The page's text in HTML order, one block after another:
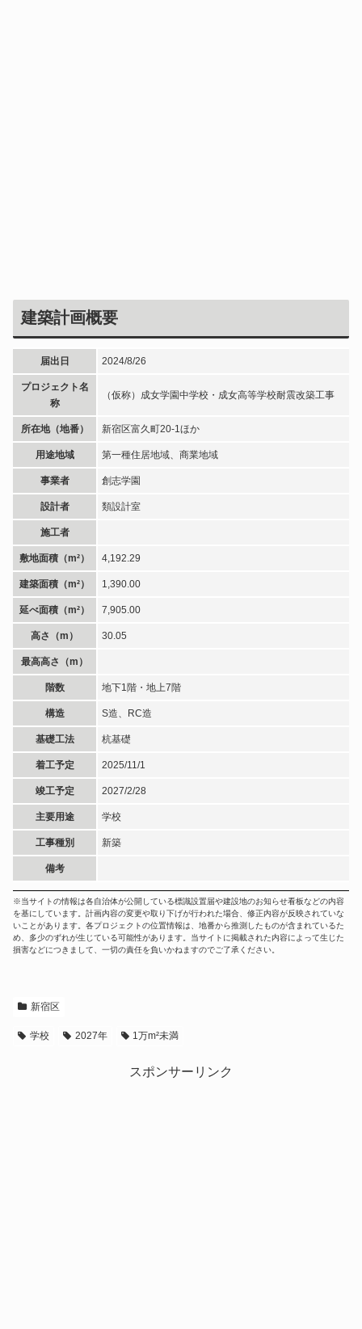
建築計画概要
届出日 2024/8/26
プロジェクト名
称
（仮称）成女学園中学校・成女高等学校耐震改築工事
所在地（地番） 新宿区富久町20-1ほか
用途地域 第一種住居地域、商業地域
事業者 創志学園
設計者 類設計室
施工者
敷地面積（m²） 4,192.29
建築面積（m²） 1,390.00
延べ面積（m²） 7,905.00
高さ（m） 30.05
最高高さ（m）
階数 地下1階・地上7階
構造 S造、RC造
基礎工法 杭基礎
着工予定 2025/11/1
竣工予定 2027/2/28
主要用途 学校
工事種別 新築
備考
※当サイトの情報は各自治体が公開している標識設置届や建設地のお知らせ看板などの内容
を基にしています。計画内容の変更や取り下げが行われた場合、修正内容が反映されていな
いことがあります。各プロジェクトの位置情報は、地番から推測したものが含まれているた
め、多少のずれが生じている可能性があります。当サイトに掲載された内容によって生じた
損害などにつきまして、一切の責任を負いかねますのでご了承ください。
新宿区
学校 2027年 1万m²未満
スポンサーリンク